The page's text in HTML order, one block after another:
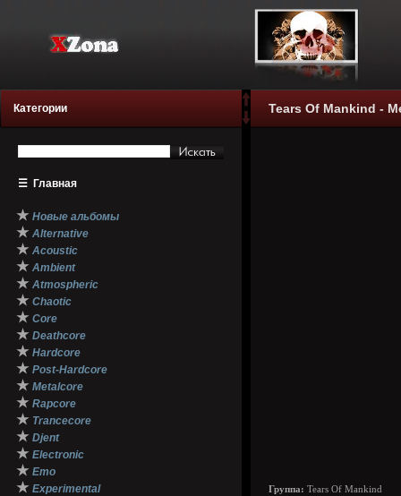
Категории
☰ Главная
★ Новые альбомы
★ Alternative
★ Acoustic
★ Ambient
★ Atmospheric
★ Chaotic
★ Core
★ Deathcore
★ Hardcore
★ Post-Hardcore
★ Metalcore
★ Rapcore
★ Trancecore
★ Djent
★ Electronic
★ Emo
★ Experimental
Tears Of Mankind -
Группа: Tears Of Mankind